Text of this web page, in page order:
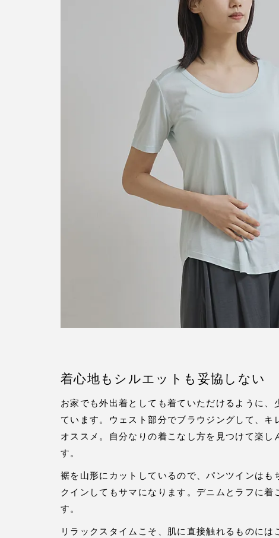
着心地もシルエットも妥協しない
お家でも外出着としても着ていただけるように、
ています。ウェスト部分でブラウジングして、キ
オススメ。自分なりの着こなし方を見つけて楽し
す。
裾を山形にカットしているので、パンツインはも
クインしてもサマになります。デニムとラフに着
す。
リラックスタイムこそ、肌に直接触れるものには